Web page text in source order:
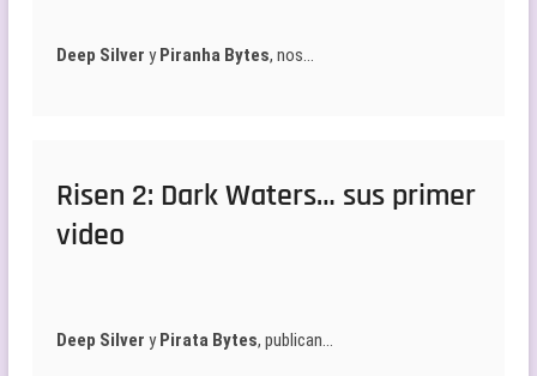
Deep Silver yPiranha Bytes, nos…
Risen 2: Dark Waters… sus primer
video
Deep Silver yPirata Bytes, publican…